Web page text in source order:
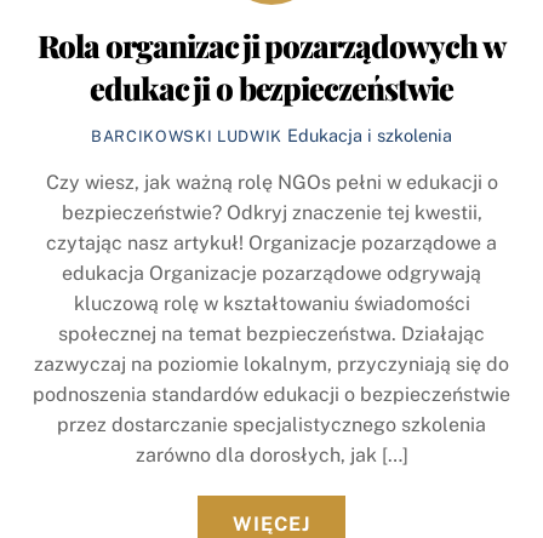
Rola organizacji pozarządowych w
edukacji o bezpieczeństwie
BARCIKOWSKI LUDWIK Edukacja i szkolenia
Czy wiesz, jak ważną rolę NGOs pełni w edukacji o
bezpieczeństwie? Odkryj znaczenie tej kwestii,
czytając nasz artykuł! Organizacje pozarządowe a
edukacja Organizacje pozarządowe odgrywają
kluczową rolę w kształtowaniu świadomości
społecznej na temat bezpieczeństwa. Działając
zazwyczaj na poziomie lokalnym, przyczyniają się do
podnoszenia standardów edukacji o bezpieczeństwie
przez dostarczanie specjalistycznego szkolenia
zarówno dla dorosłych, jak […]
WIĘCEJ